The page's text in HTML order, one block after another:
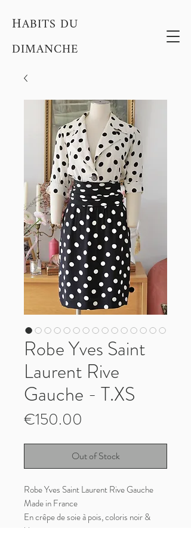
HABITS DU
DIMANCHE
Robe Yves Saint
Laurent Rive
Gauche - T.XS
€150.00
Out of Stock
Robe Yves Saint Laurent Rive Gauche
Made in France
En crêpe de soie à pois, coloris noir &
blanc écru